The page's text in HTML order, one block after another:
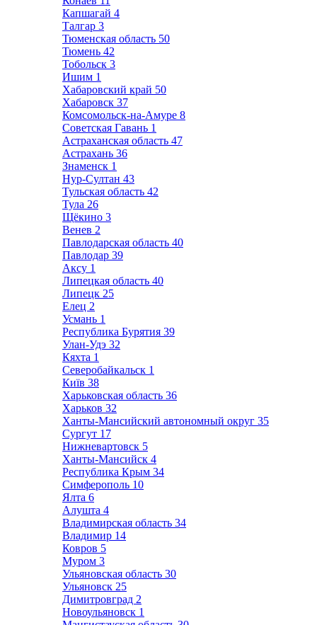
Капшагай 4
Талгар 3
Тюменская область 50
Тюмень 42
Тобольск 3
Ишим 1
Хабаровский край 50
Хабаровск 37
Комсомольск-на-Амуре 8
Советская Гавань 1
Астраханская область 47
Астрахань 36
Знаменск 1
Нур-Султан 43
Тульская область 42
Тула 26
Щёкино 3
Венев 2
Павлодарская область 40
Павлодар 39
Аксу 1
Липецкая область 40
Липецк 25
Елец 2
Усмань 1
Республика Бурятия 39
Улан-Удэ 32
Кяхта 1
Северобайкальск 1
Київ 38
Харьковская область 36
Харьков 32
Ханты-Мансийский автономный округ 35
Сургут 17
Нижневартовск 5
Ханты-Мансийск 4
Республика Крым 34
Симферополь 10
Ялта 6
Алушта 4
Владимирская область 34
Владимир 14
Ковров 5
Муром 3
Ульяновская область 30
Ульяновск 25
Димитровград 2
Новоульяновск 1